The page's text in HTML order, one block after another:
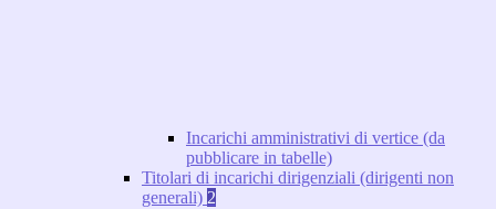
Incarichi amministrativi di vertice (da
pubblicare in tabelle)
Titolari di incarichi dirigenziali (dirigenti non
generali) 2